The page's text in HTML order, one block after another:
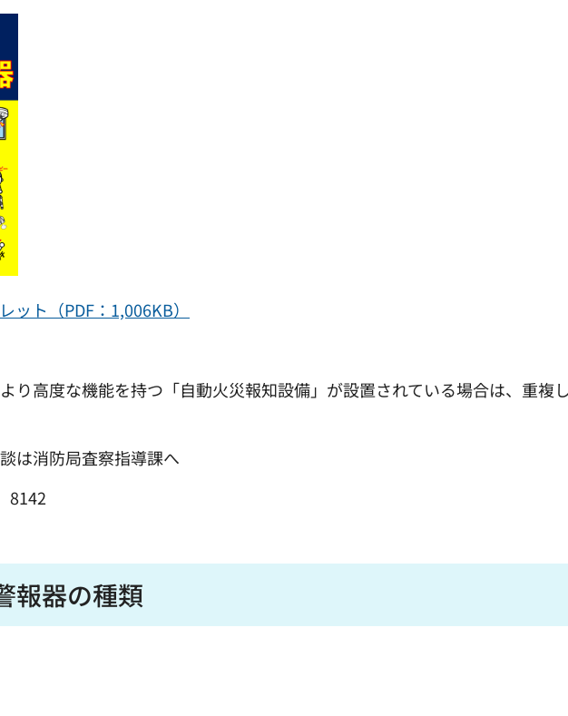
ット（PDF：1,006KB）
り高度な機能を持つ「自動火災報知設備」が設置されている場合は、重複
は消防局査察指導課へ
8142
報器の種類